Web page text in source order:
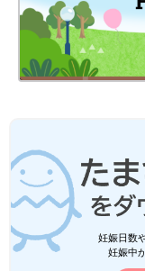
妊娠日数
妊娠中